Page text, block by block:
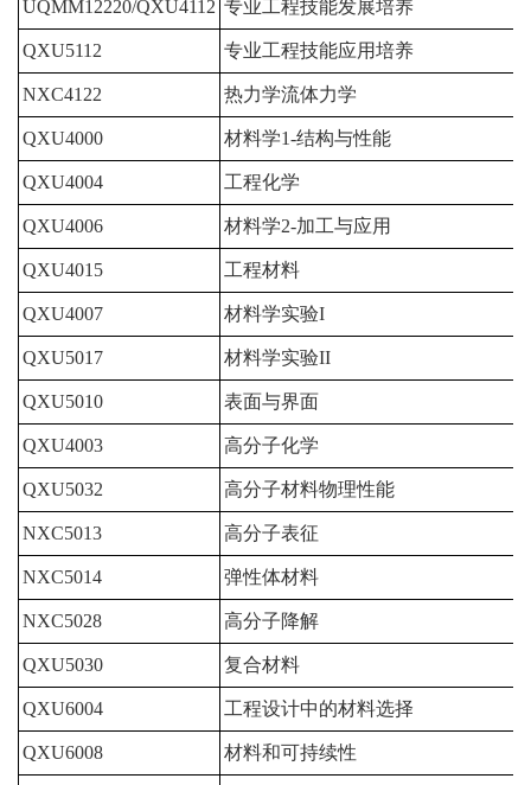
UQMM12220/QXU4112 专业工程技能发展培养
QXU5112 专业工程技能应用培养
NXC4122 热力学流体力学
QXU4000 材料学1-结构与性能
QXU4004 工程化学
QXU4006 材料学2-加工与应用
QXU4015 工程材料
QXU4007 材料学实验I
QXU5017 材料学实验II
QXU5010 表面与界面
QXU4003 高分子化学
QXU5032 高分子材料物理性能
NXC5013 高分子表征
NXC5014 弹性体材料
NXC5028 高分子降解
QXU5030 复合材料
QXU6004 工程设计中的材料选择
QXU6008 材料和可持续性